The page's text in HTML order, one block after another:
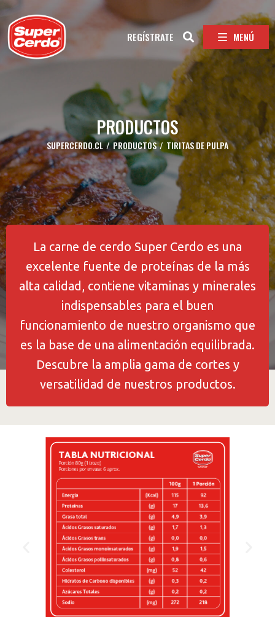
REGÍSTRATE MENÚ
PRODUCTOS
SUPERCERDO.CL / PRODUCTOS / TIRITAS DE PULPA
La carne de cerdo Super Cerdo es una
excelente fuente de proteínas de la más
alta calidad, contiene vitaminas y minerales
indispensables para el buen
funcionamiento de nuestro organismo que
es la base de una alimentación equilibrada.
Descubre la amplia gama de cortes y
versatilidad de nuestros productos.